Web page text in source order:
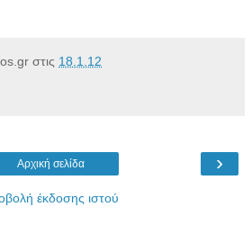
στις 18.1.12
›
Αρχική σελίδα
έκδοσης ιστού